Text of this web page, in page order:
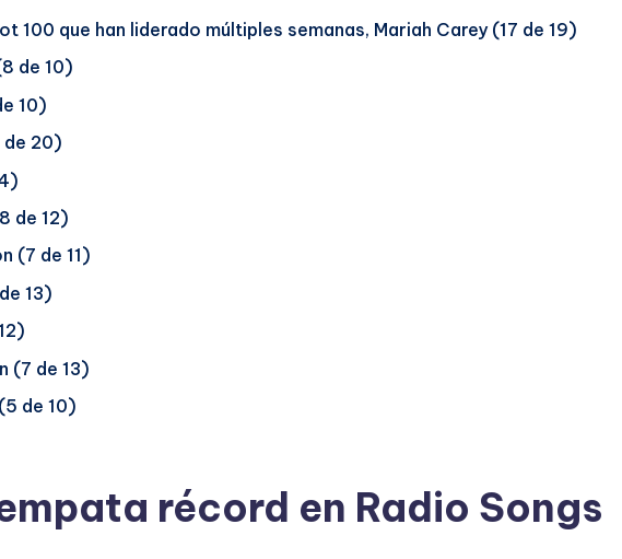
100 que han liderado múltiples semanas, Mariah Carey (17 de 19)
de 10)
10)
de 20)
de 12)
(7 de 11)
13)
(7 de 13)
de 10)
récord en Radio Songs